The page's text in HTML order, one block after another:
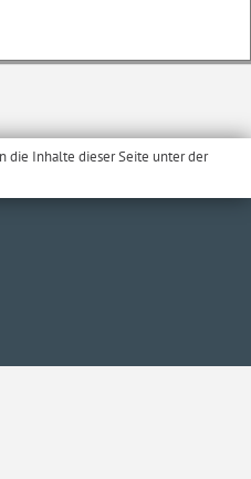
die Inhalte dieser Seite unter der